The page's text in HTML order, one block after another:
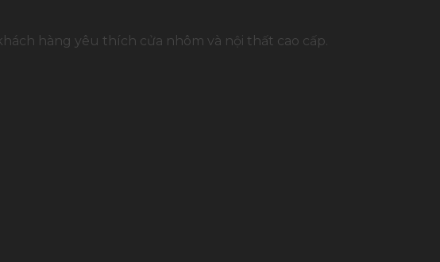
hàng yêu thích cửa nhôm và nội thất cao cấp.